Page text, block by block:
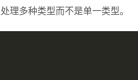
理多种类型而不是单一类型。